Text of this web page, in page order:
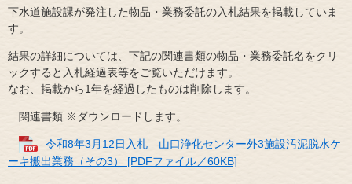
下水道施設課が発注した物品・業務委託の入札結果を掲載していま
す。
結果の詳細については、下記の関連書類の物品・業務委託名をクリ
ックすると入札経過表等をご覧いただけます。
なお、掲載から1年を経過したものは削除します。
関連書類 ※ダウンロードします。
令和8年3月12日入札 山口浄化センター外3施設汚泥脱水ケ
ーキ搬出業務（その3） [PDFファイル／60KB]